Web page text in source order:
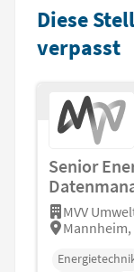
Diese
verpasst
Senior
MVV